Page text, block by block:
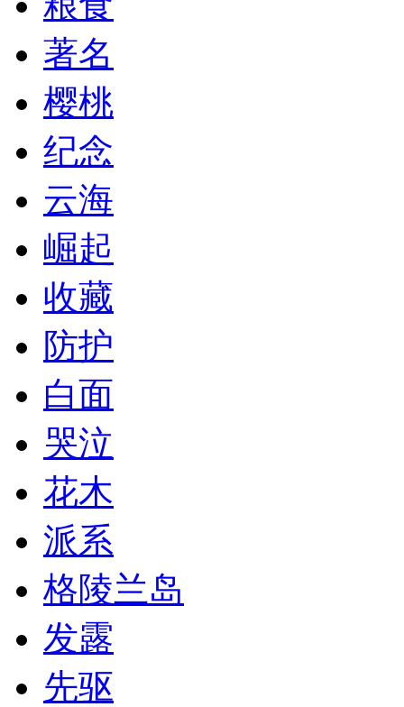
著名
樱桃
纪念
云海
崛起
收藏
防护
白面
哭泣
花木
派系
格陵兰岛
发露
先驱